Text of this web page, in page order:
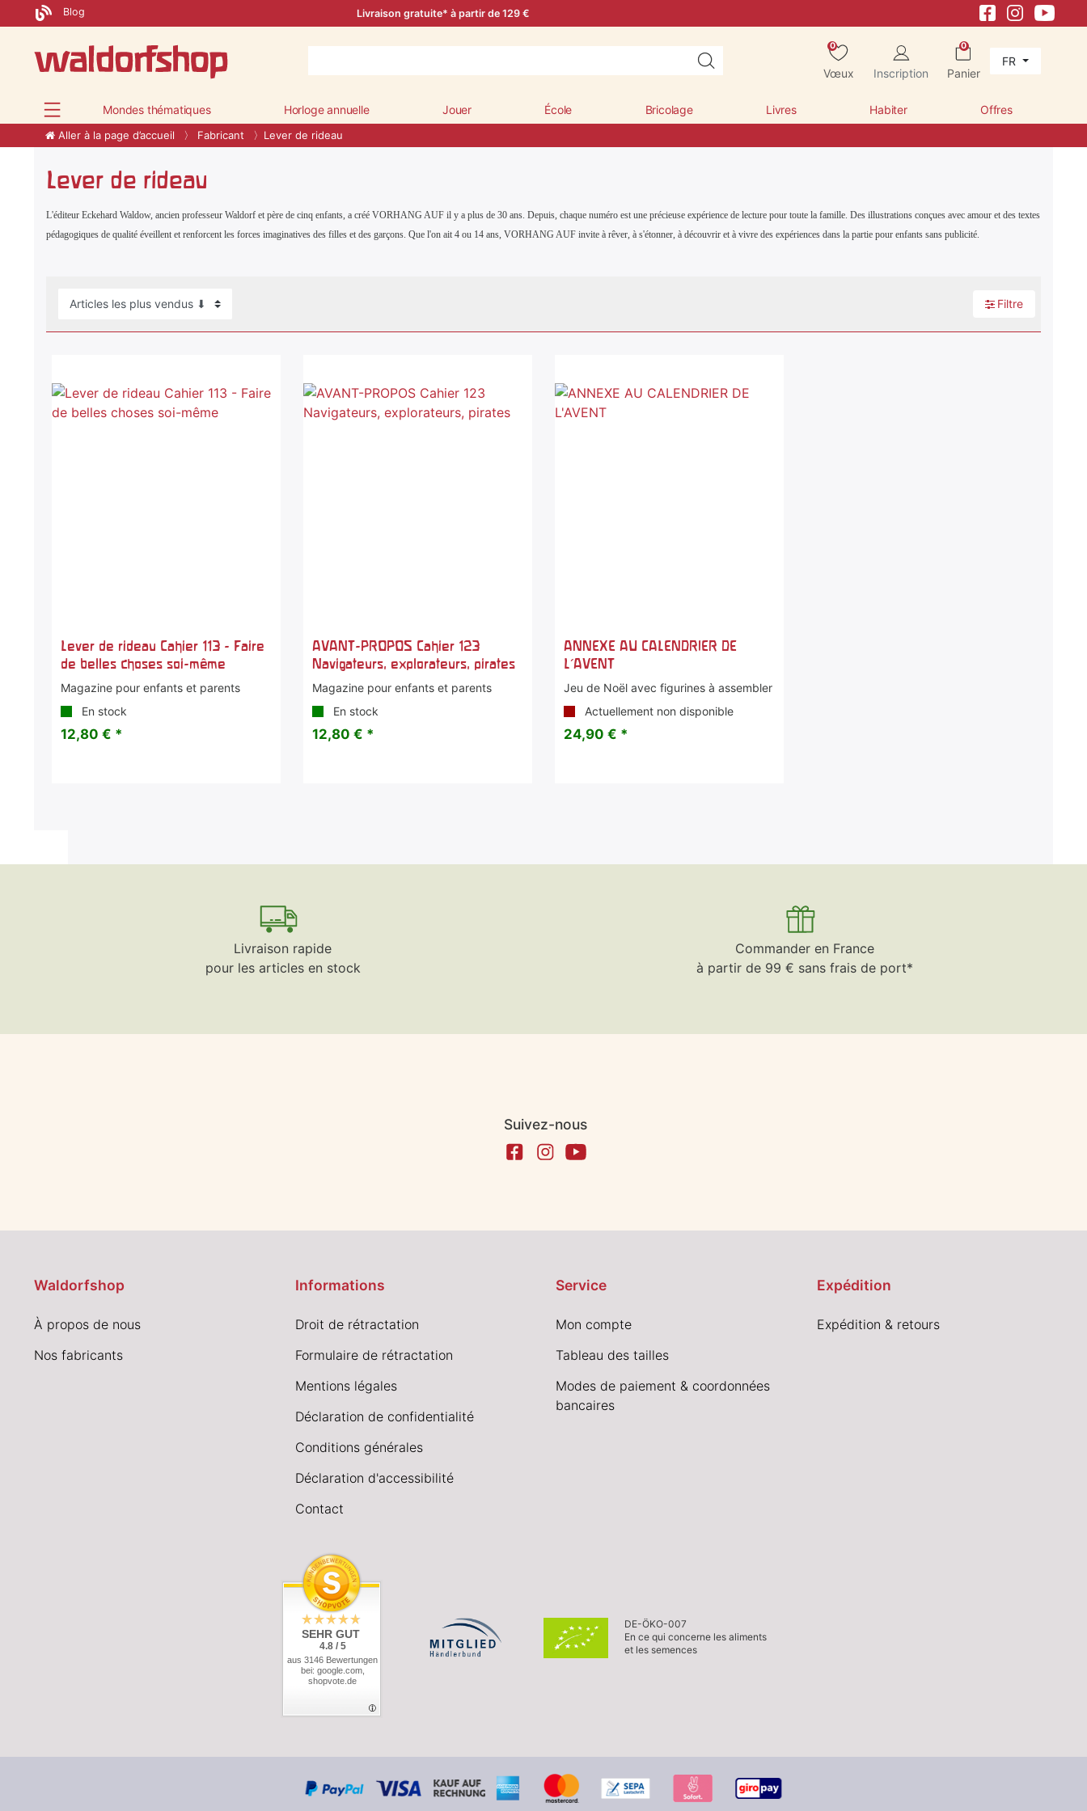
Blog Livraison gratuite* à partir de 129 €
0
Vœux Inscription
0
Panier
FR
Mondes thématiques Horloge annuelle Jouer École Bricolage Livres Habiter Offres
Aller à la page d’accueil Fabricant Lever de rideau
Lever de rideau
L'éditeur Eckehard Waldow, ancien professeur Waldorf et père de cinq enfants, a créé VORHANG AUF il y a plus de 30 ans. Depuis, chaque numéro est une précieuse expérience de lecture pour toute la famille. Des illustrations conçues avec amour et des textes
pédagogiques de qualité éveillent et renforcent les forces imaginatives des filles et des garçons. Que l'on ait 4 ou 14 ans, VORHANG AUF invite à rêver, à s'étonner, à découvrir et à vivre des expériences dans la partie pour enfants sans publicité.
Filtre
Lever de rideau Cahier 113 - Faire
de belles choses soi-même
Magazine pour enfants et parents
En stock
12,80 € *
AVANT-PROPOS Cahier 123
Navigateurs, explorateurs, pirates
Magazine pour enfants et parents
En stock
12,80 € *
ANNEXE AU CALENDRIER DE
L'AVENT
Jeu de Noël avec figurines à assembler
Actuellement non disponible
24,90 € *
Livraison rapide
pour les articles en stock
Commander en France
à partir de 99 € sans frais de port*
Suivez-nous
Waldorfshop
À propos de nous
Nos fabricants
Informations
Droit de rétractation
Formulaire de rétractation
Mentions légales
Déclaration de confidentialité
Conditions générales
Déclaration d'accessibilité
Contact
Service
Mon compte
Tableau des tailles
Modes de paiement & coordonnées
bancaires
Expédition
Expédition & retours
SEHR GUT
4.8 / 5
aus 3146 Bewertungen
bei: google.com,
shopvote.de
DE-ÖKO-007
En ce qui concerne les aliments
et les semences